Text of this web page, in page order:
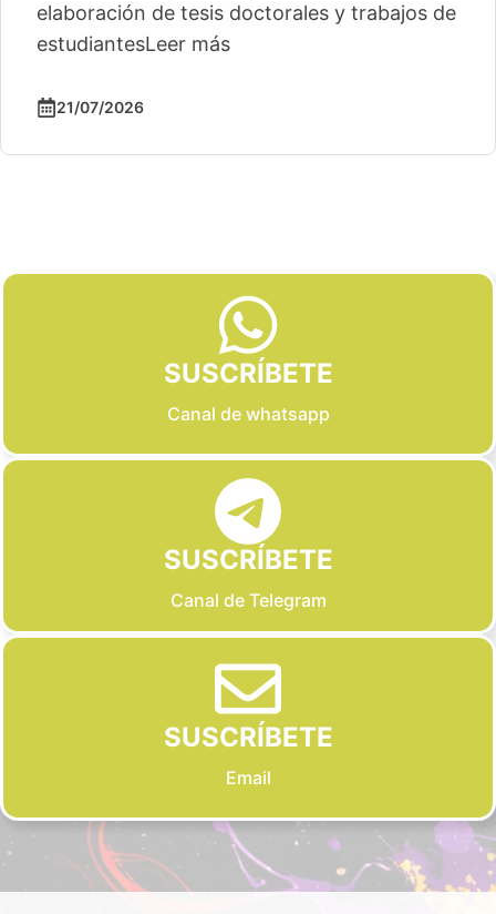
elaboración de tesis doctorales y trabajos de
estudiantesLeer más
21/07/2026
SUSCRÍBETE
Canal de whatsapp
SUSCRÍBETE
Canal de Telegram
SUSCRÍBETE
Email